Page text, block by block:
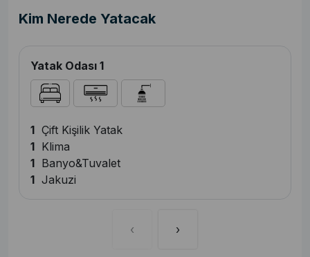
Kim Nerede Yatacak
Yatak Odası 1
1 Çift Kişilik Yatak
1 Klima
1 Banyo&Tuvalet
1 Jakuzi
‹ ›